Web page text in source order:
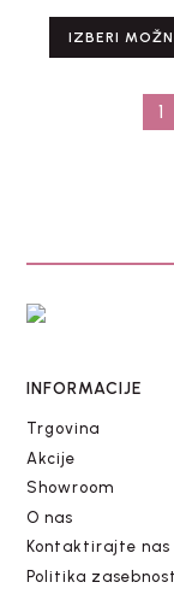
IZBERI
1
INFORMACIJE
Trgovina
Akcije
Showroom
O nas
Kontaktirajte nas
Politika